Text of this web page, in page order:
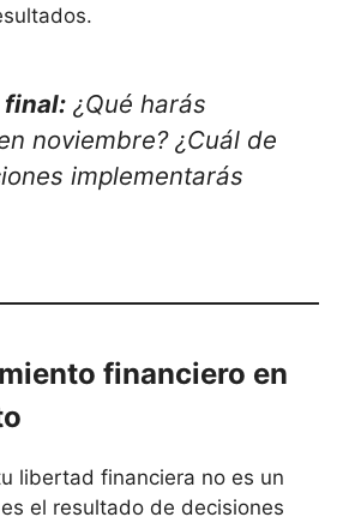
final: ¿Qué harás
noviembre? ¿Cuál de
implementarás
financiero en
libertad financiera no es un
el resultado de decisiones